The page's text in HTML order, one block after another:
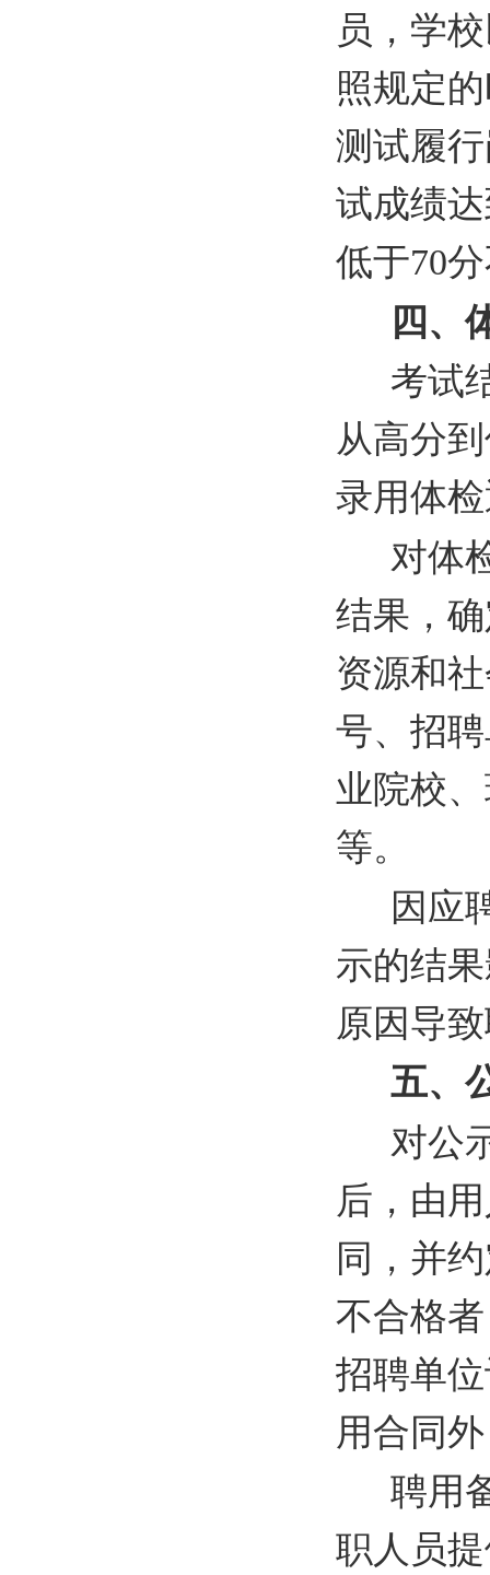
员，学
照规定
测试履
试成绩
低于70
四、
考试
从高分
录用体
对体
结果，
资源和
号、招
业院校
等。
因应
示的结
原因导
五、
对公
后，由
同，并
不合格
招聘单
用合同
聘用
职人员